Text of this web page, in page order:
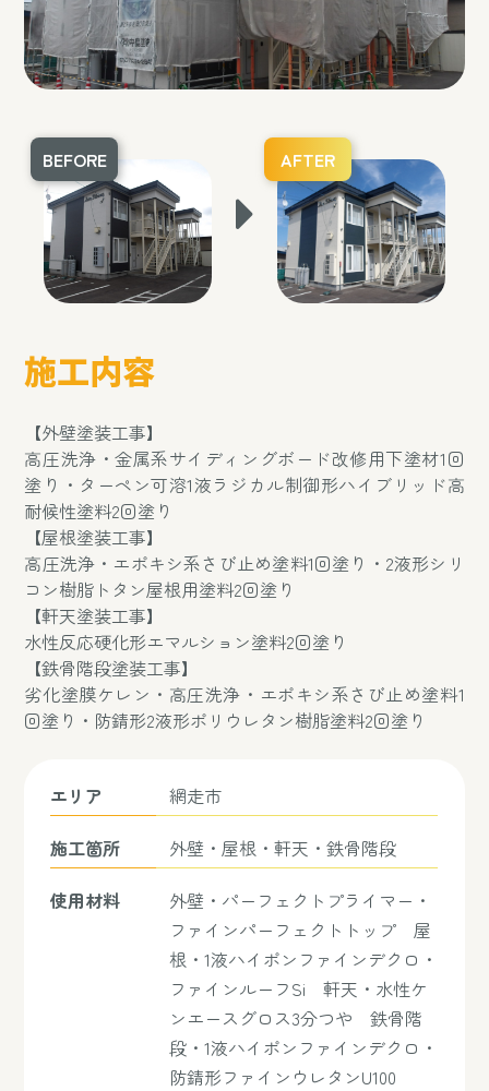
BEFORE AFTER
施工内容
【外壁塗装工事】
高圧洗浄・金属系サイディングボード改修用下塗材1回
塗り・ターペン可溶1液ラジカル制御形ハイブリッド高
耐候性塗料2回塗り
【屋根塗装工事】
高圧洗浄・エポキシ系さび止め塗料1回塗り・2液形シリ
コン樹脂トタン屋根用塗料2回塗り
【軒天塗装工事】
水性反応硬化形エマルション塗料2回塗り
【鉄骨階段塗装工事】
劣化塗膜ケレン・高圧洗浄・エポキシ系さび止め塗料1
回塗り・防錆形2液形ポリウレタン樹脂塗料2回塗り
エリア
網走市
施工箇所
外壁・屋根・軒天・鉄骨階段
使用材料
外壁・パーフェクトプライマー・
ファインパーフェクトトップ 屋
根・1液ハイポンファインデクロ・
ファインルーフSi 軒天・水性ケ
ンエースグロス3分つや 鉄骨階
段・1液ハイポンファインデクロ・
防錆形ファインウレタンU100